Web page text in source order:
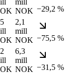
NOK −29,2 %
2,1
mill
NOK −75,5 %
6,3
mill
NOK −31,5 %